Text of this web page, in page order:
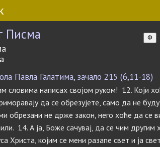
Писма Ф
Павла Галатима, зачало 215 (6,11-18)
словима написах својом руком! 12. Који
да се обрезујете, само да не
обрезани не држе закон, него хоће да се
14. А ја, Боже сачувај, да се чим другим
Христа, којим се мени разапе свет и ја